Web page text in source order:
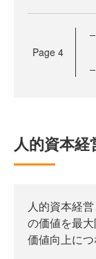
Page 4
人的資本
人的資本経
の価値を最
価値向上につ